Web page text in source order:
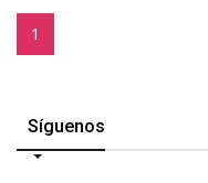
1
Síguenos